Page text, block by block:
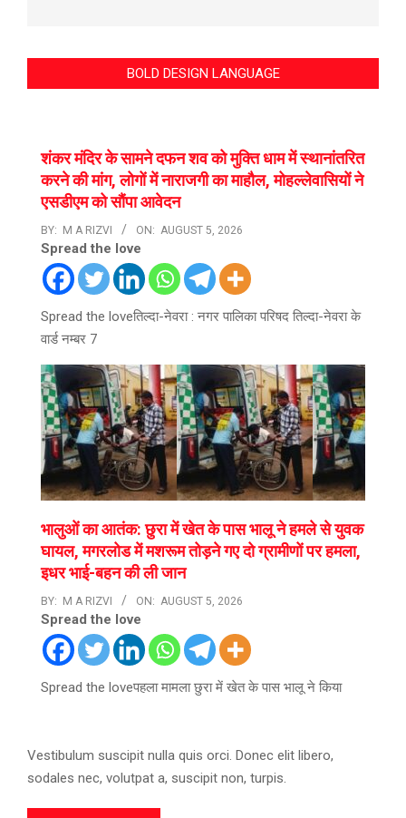
BOLD DESIGN LANGUAGE
शंकर मंदिर के सामने दफन शव को मुक्ति धाम में स्थानांतरित
करने की मांग, लोगों में नाराजगी का माहौल, मोहल्लेवासियों ने
एसडीएम को सौंपा आवेदन
BY: M A RIZVI ON: AUGUST 5, 2026
Spread the love
Spread the loveतिल्दा-नेवरा : नगर पालिका परिषद तिल्दा-नेवरा के
वार्ड नम्बर 7
भालुओं का आतंक: छुरा में खेत के पास भालू ने हमले से युवक
घायल, मगरलोड में मशरूम तोड़ने गए दो ग्रामीणों पर हमला,
इधर भाई-बहन की ली जान
BY: M A RIZVI ON: AUGUST 5, 2026
Spread the love
Spread the loveपहला मामला छुरा में खेत के पास भालू ने किया
Vestibulum suscipit nulla quis orci. Donec elit libero,
sodales nec, volutpat a, suscipit non, turpis.